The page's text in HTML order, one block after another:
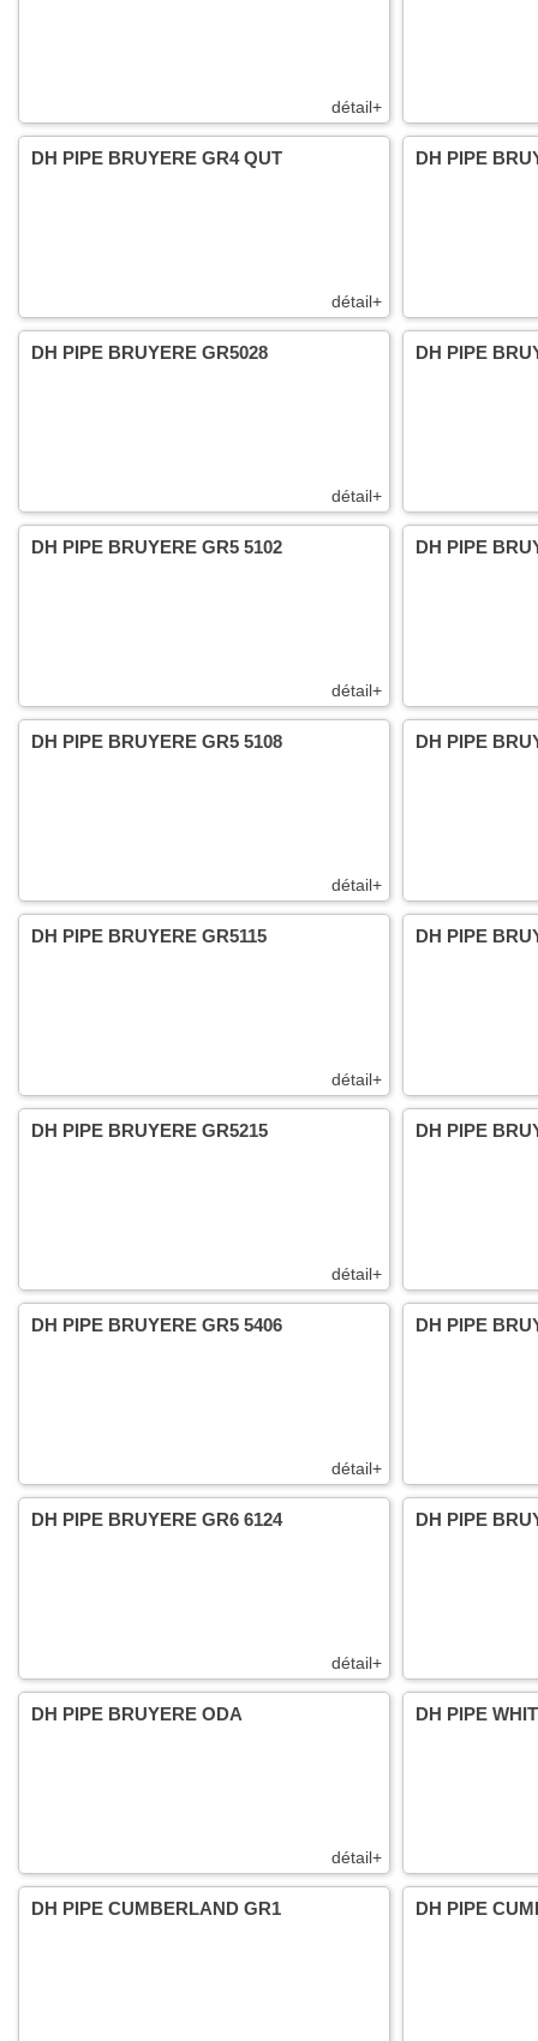
détail+
détail+
DH PIPE BRUYERE GR4 QUT DH PIPE
détail+
DH PIPE BRUYERE GR5028 DH PIPE
détail+
DH PIPE BRUYERE GR5 5102 DH PIPE
détail+
DH PIPE BRUYERE GR5 5108 DH PIPE
détail+
DH PIPE BRUYERE GR5115 DH PIPE
détail+
DH PIPE BRUYERE GR5215 DH PIPE
détail+
DH PIPE BRUYERE GR5 5406 DH PIPE
détail+
DH PIPE BRUYERE GR6 6124 DH PIPE
détail+
DH PIPE BRUYERE ODA DH PIPE
DH PIPE CUMBERLAND GR1 DH PIPE